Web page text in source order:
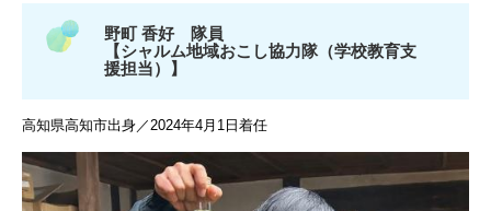
野町 香好 隊員
【シャルム地域おこし協力隊（学校教育支
援担当）】
高知県高知市出身／2024年4月1日着任